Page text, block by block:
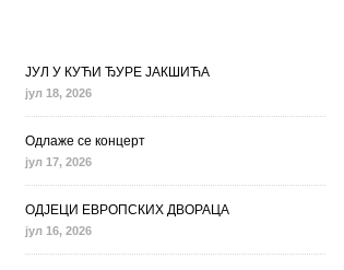
ЈУЛ У КУЋИ ЂУРЕ ЈАКШИЋА
јул 18, 2026
Одлаже се концерт
јул 17, 2026
ОДЈЕЦИ ЕВРОПСКИХ ДВОРАЦА
јул 16, 2026